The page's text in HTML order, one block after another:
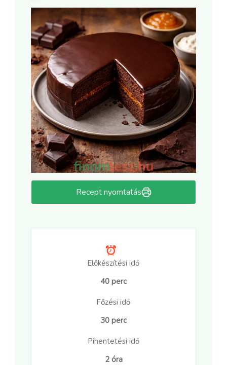
Recept nyomtatás
Előkészítési idő
40 perc
Főzési idő
30 perc
Pihentetési idő
2 óra